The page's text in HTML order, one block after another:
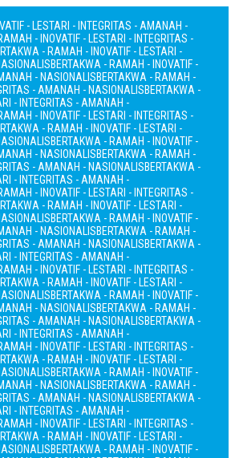
- LESTARI - INTEGRITAS - AMANAH -
- INOVATIF - LESTARI - INTEGRITAS -
- RAMAH - INOVATIF - LESTARI -
BERTAKWA - RAMAH - INOVATIF -
- NASIONALISBERTAKWA - RAMAH -
- AMANAH - NASIONALISBERTAKWA -
- INTEGRITAS - AMANAH -
- INOVATIF - LESTARI - INTEGRITAS -
- RAMAH - INOVATIF - LESTARI -
BERTAKWA - RAMAH - INOVATIF -
- NASIONALISBERTAKWA - RAMAH -
- AMANAH - NASIONALISBERTAKWA -
- INTEGRITAS - AMANAH -
- INOVATIF - LESTARI - INTEGRITAS -
- RAMAH - INOVATIF - LESTARI -
BERTAKWA - RAMAH - INOVATIF -
- NASIONALISBERTAKWA - RAMAH -
- AMANAH - NASIONALISBERTAKWA -
- INTEGRITAS - AMANAH -
- INOVATIF - LESTARI - INTEGRITAS -
- RAMAH - INOVATIF - LESTARI -
BERTAKWA - RAMAH - INOVATIF -
- NASIONALISBERTAKWA - RAMAH -
- AMANAH - NASIONALISBERTAKWA -
- INTEGRITAS - AMANAH -
- INOVATIF - LESTARI - INTEGRITAS -
- RAMAH - INOVATIF - LESTARI -
BERTAKWA - RAMAH - INOVATIF -
- NASIONALISBERTAKWA - RAMAH -
- AMANAH - NASIONALISBERTAKWA -
- INTEGRITAS - AMANAH -
- INOVATIF - LESTARI - INTEGRITAS -
- RAMAH - INOVATIF - LESTARI -
BERTAKWA - RAMAH - INOVATIF -